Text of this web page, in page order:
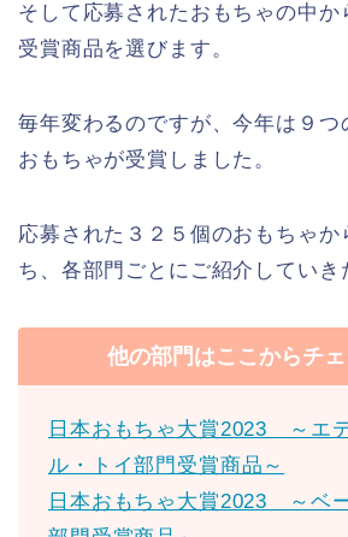
そして応募されたおもちゃの中か
受賞商品を選びます。
毎年変わるのですが、今年は９つ
おもちゃが受賞しました。
応募された３２５個のおもちゃか
ち、各部門ごとにご紹介していき
他の部門はここからチェ
日本おもちゃ大賞2023 ～エ
ル・トイ部門受賞商品～
日本おもちゃ大賞2023 ～ベ